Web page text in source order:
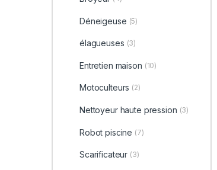
Déneigeuse (5)
élagueuses (3)
Entretien maison (10)
Motoculteurs (2)
Nettoyeur haute pression (3)
Robot piscine (7)
Scarificateur (3)